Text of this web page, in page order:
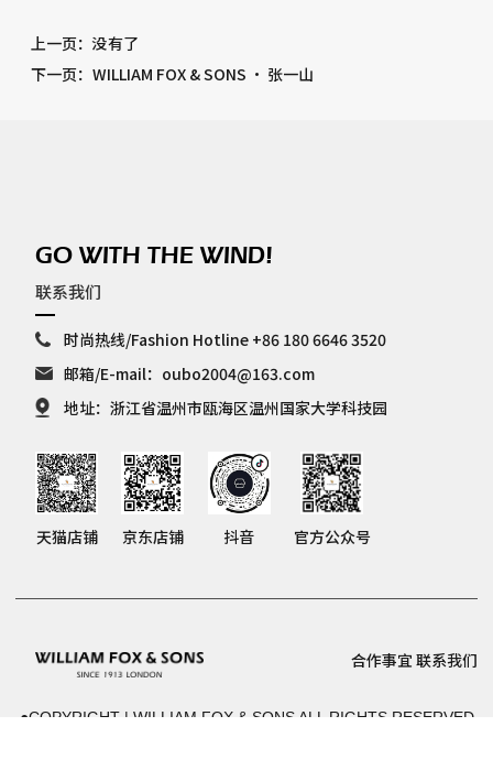
上一页：没有了
下一页：WILLIAM FOX & SONS · 张一山
GO WITH THE WIND!
联系我们
时尚热线/Fashion Hotline +86 180 6646 3520
邮箱/E-mail：oubo2004@163.com
地址：浙江省温州市瓯海区温州国家大学科技园
天猫店铺 京东店铺 抖音 官方公众号
合作事宜 联系我们
●COPYRIGHT | WILLIAM FOX & SONS ALL RIGHTS RESERVED